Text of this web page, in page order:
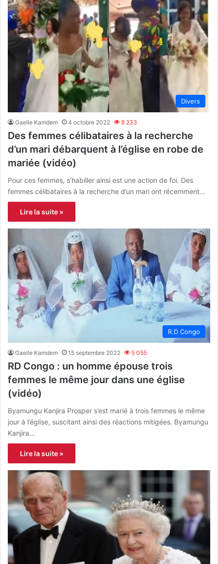
Divers
Gaelle Kamdem 4 octobre 2022 8 233
Des femmes célibataires à la recherche
d’un mari débarquent à l’église en robe de
mariée (vidéo)
Pour ces femmes, s’habiller ainsi est une action de foi. Des
femmes célibataires à la recherche d’un mari ont récemment…
Lire la suite »
R.D Congo
Gaelle Kamdem 15 septembre 2022 5 055
RD Congo : un homme épouse trois
femmes le même jour dans une église
(vidéo)
Byamungu Kanjira Prosper s’est marié à trois femmes le même
jour à l’église, suscitant ainsi des réactions mitigées. Byamungu
Kanjira…
Lire la suite »